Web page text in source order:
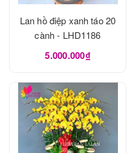
Lan hồ điệp xanh táo 20
cành - LHD1186
5.000.000₫